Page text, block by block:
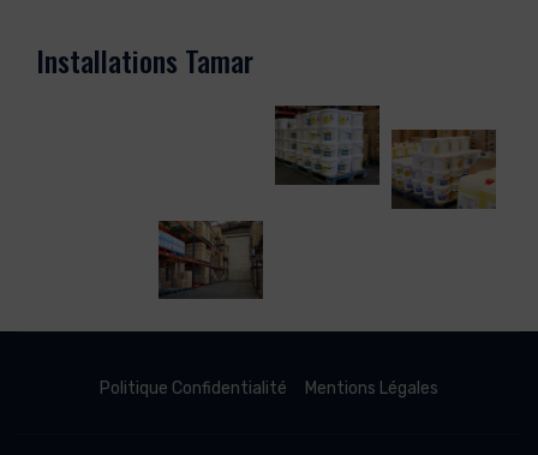
Installations Tamar
Politique Confidentialité Mentions Légales